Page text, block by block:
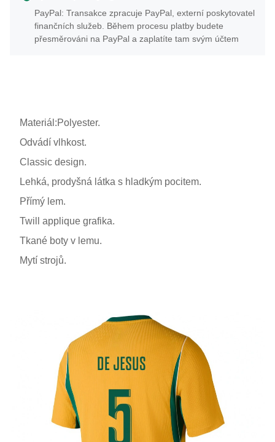
PayPal: Transakce zpracuje PayPal, externí poskytovatel
finančních služeb. Během procesu platby budete
přesměrováni na PayPal a zaplatíte tam svým účtem
Materiál:Polyester.
Odvádí vlhkost.
Classic design.
Lehká, prodyšná látka s hladkým pocitem.
Přímý lem.
Twill applique grafika.
Tkané boty v lemu.
Mytí strojů.